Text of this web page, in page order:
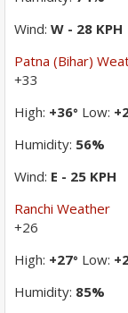
Wind: W - 28 KPH
Patna (Bihar)
+33
High: +36° Low: +
Humidity: 56%
Wind: E - 25 KPH
Ranchi Weather
+26
High: +27° Low: +
Humidity: 85%